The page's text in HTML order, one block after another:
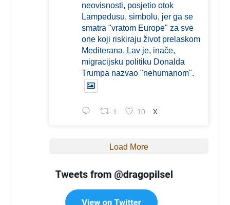
neovisnosti, posjetio otok
Lampedusu, simbolu, jer ga se
smatra "vratom Europe" za sve
one koji riskiraju život prelaskom
Mediterana. Lav je, inače,
migracijsku politiku Donalda
Trumpa nazvao "nehumanom".
1 10 X
Load More